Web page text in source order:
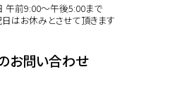
午前9:00〜午後5:00まで
日はお休みとさせて頂きます
お問い合わせ